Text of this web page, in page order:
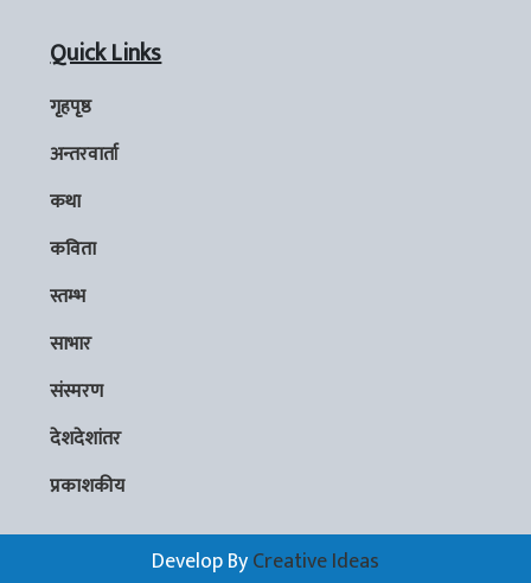
Quick Links
गृहपृष्ठ
अन्तरवार्ता
कथा
कविता
स्तम्भ
साभार
संस्मरण
देशदेशांतर
प्रकाशकीय
Develop ByCreative Ideas